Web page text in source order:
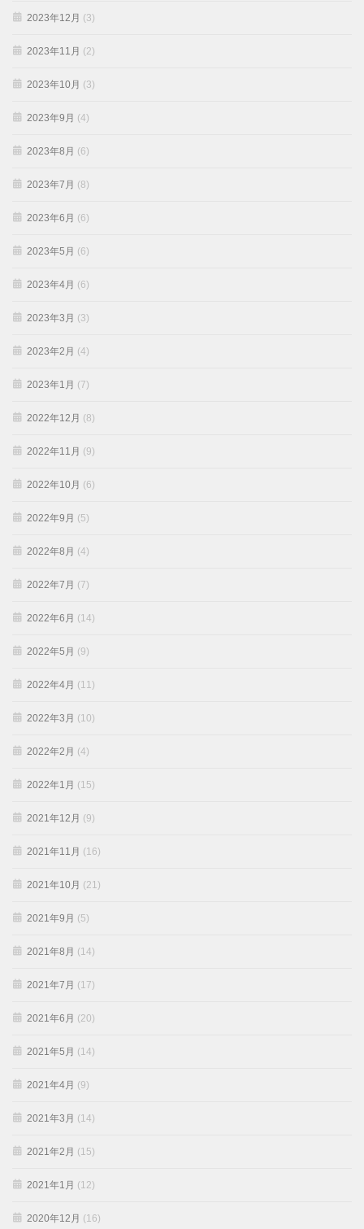
2023年12月 (3)
2023年11月 (2)
2023年10月 (3)
2023年9月 (4)
2023年8月 (6)
2023年7月 (8)
2023年6月 (6)
2023年5月 (6)
2023年4月 (6)
2023年3月 (3)
2023年2月 (4)
2023年1月 (7)
2022年12月 (8)
2022年11月 (9)
2022年10月 (6)
2022年9月 (5)
2022年8月 (4)
2022年7月 (7)
2022年6月 (14)
2022年5月 (9)
2022年4月 (11)
2022年3月 (10)
2022年2月 (4)
2022年1月 (15)
2021年12月 (9)
2021年11月 (16)
2021年10月 (21)
2021年9月 (5)
2021年8月 (14)
2021年7月 (17)
2021年6月 (20)
2021年5月 (14)
2021年4月 (9)
2021年3月 (14)
2021年2月 (15)
2021年1月 (12)
2020年12月 (16)